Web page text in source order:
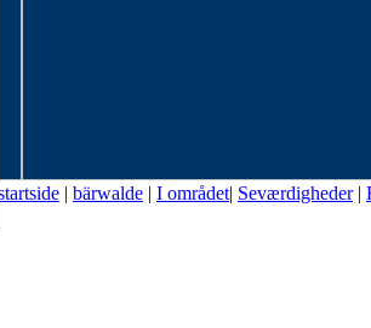
| bärwalde | I området| Seværdigheder|